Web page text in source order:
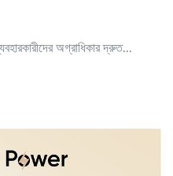
অগ্রাধিকার দ্রুত...